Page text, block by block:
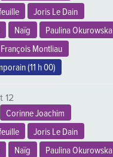
Joris Le Dain
Naïg
Paulina Okurowska
François Montliau
(11 h 00)
12
Corinne Joachim
Joris Le Dain
Naïg
Paulina Okurowska